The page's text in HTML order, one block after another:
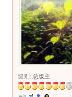
级别: 总版主